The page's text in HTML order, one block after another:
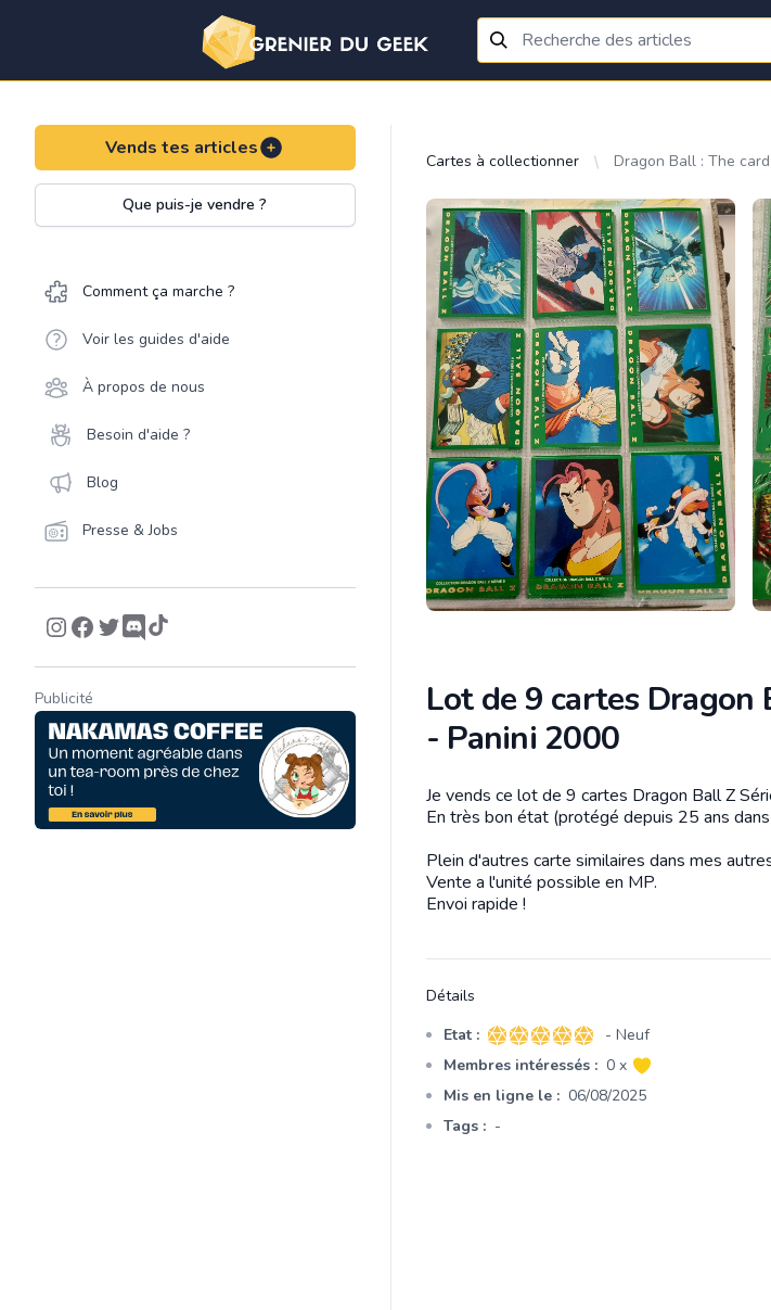
Vends tes articles
Que puis-je vendre ?
Comment ça marche ?
Voir les guides d'aide
À propos de nous
Besoin d'aide ?
Blog
Presse & Jobs
Publicité
Cartes à collectionner Dragon Ball : The
Lot de 9 cartes Dragon
- Panini 2000
Description
Je vends ce lot de 9 cartes Dragon Ball Z
En très bon état (protégé depuis 25 ans
Plein d'autres carte similaires dans mes
Vente a l'unité possible en MP.
Envoi rapide !
Détails
Etat : 5 sur 5 étoiles
- Neuf
Membres intéressés : 0 x
Mis en ligne le : 06/08/2025
Tags : -